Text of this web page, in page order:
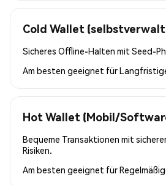
Cold Wallet
Sicheres Offline-Halten mit Seed-
Am besten geeignet für
Hot Wallet (Mobil/
Bequeme Transaktionen mit
Risiken.
Am besten geeignet für